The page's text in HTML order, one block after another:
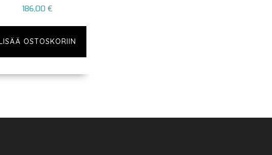
186,00€
OSTOSKORIIN